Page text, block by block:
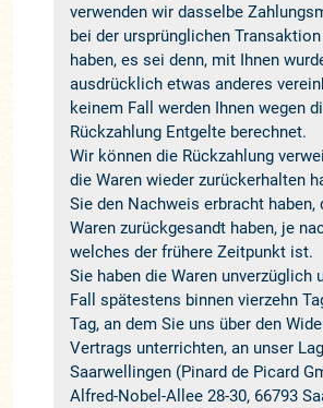
verwenden wir dasselbe
bei der ursprünglichen
haben, es sei denn, mit Ihnen
ausdrücklich etwas anderes
keinem Fall werden Ihnen wegen
Rückzahlung Entgelte berechnet.
Wir können die Rückzahlung
die Waren wieder zurückerhalten
Sie den Nachweis erbracht haben,
Waren zurückgesandt haben, je
welches der frühere Zeitpunkt ist.
Sie haben die Waren unverzüglich
Fall spätestens binnen vierzehn
Tag, an dem Sie uns über den
Vertrags unterrichten, an unser
Saarwellingen (Pinard de Picard
Alfred-Nobel-Allee 28-30, 66793